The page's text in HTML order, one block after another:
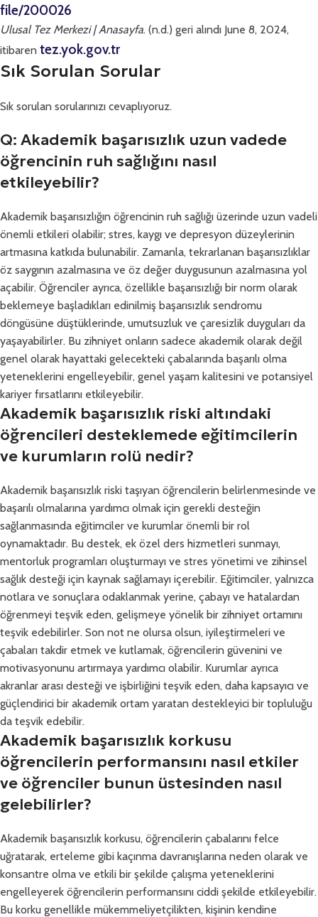
file/200026
Ulusal Tez Merkezi | Anasayfa. (n.d.) geri alındı June 8, 2024,
itibaren tez.yok.gov.tr
Sık Sorulan Sorular
Sık sorulan sorularınızı cevaplıyoruz.
Q: Akademik başarısızlık uzun vadede
öğrencinin ruh sağlığını nasıl
etkileyebilir?
Akademik başarısızlığın öğrencinin ruh sağlığı üzerinde uzun vadeli
önemli etkileri olabilir; stres, kaygı ve depresyon düzeylerinin
artmasına katkıda bulunabilir. Zamanla, tekrarlanan başarısızlıklar
öz saygının azalmasına ve öz değer duygusunun azalmasına yol
açabilir. Öğrenciler ayrıca, özellikle başarısızlığı bir norm olarak
beklemeye başladıkları edinilmiş başarısızlık sendromu
döngüsüne düştüklerinde, umutsuzluk ve çaresizlik duyguları da
yaşayabilirler. Bu zihniyet onların sadece akademik olarak değil
genel olarak hayattaki gelecekteki çabalarında başarılı olma
yeteneklerini engelleyebilir, genel yaşam kalitesini ve potansiyel
kariyer fırsatlarını etkileyebilir.
Akademik başarısızlık riski altındaki
öğrencileri desteklemede eğitimcilerin
ve kurumların rolü nedir?
Akademik başarısızlık riski taşıyan öğrencilerin belirlenmesinde ve
başarılı olmalarına yardımcı olmak için gerekli desteğin
sağlanmasında eğitimciler ve kurumlar önemli bir rol
oynamaktadır. Bu destek, ek özel ders hizmetleri sunmayı,
mentorluk programları oluşturmayı ve stres yönetimi ve zihinsel
sağlık desteği için kaynak sağlamayı içerebilir. Eğitimciler, yalnızca
notlara ve sonuçlara odaklanmak yerine, çabayı ve hatalardan
öğrenmeyi teşvik eden, gelişmeye yönelik bir zihniyet ortamını
teşvik edebilirler. Son not ne olursa olsun, iyileştirmeleri ve
çabaları takdir etmek ve kutlamak, öğrencilerin güvenini ve
motivasyonunu artırmaya yardımcı olabilir. Kurumlar ayrıca
akranlar arası desteği ve işbirliğini teşvik eden, daha kapsayıcı ve
güçlendirici bir akademik ortam yaratan destekleyici bir topluluğu
da teşvik edebilir.
Akademik başarısızlık korkusu
öğrencilerin performansını nasıl etkiler
ve öğrenciler bunun üstesinden nasıl
gelebilirler?
Akademik başarısızlık korkusu, öğrencilerin çabalarını felce
uğratarak, erteleme gibi kaçınma davranışlarına neden olarak ve
konsantre olma ve etkili bir şekilde çalışma yeteneklerini
engelleyerek öğrencilerin performansını ciddi şekilde etkileyebilir.
Bu korku genellikle mükemmeliyetçilikten, kişinin kendine